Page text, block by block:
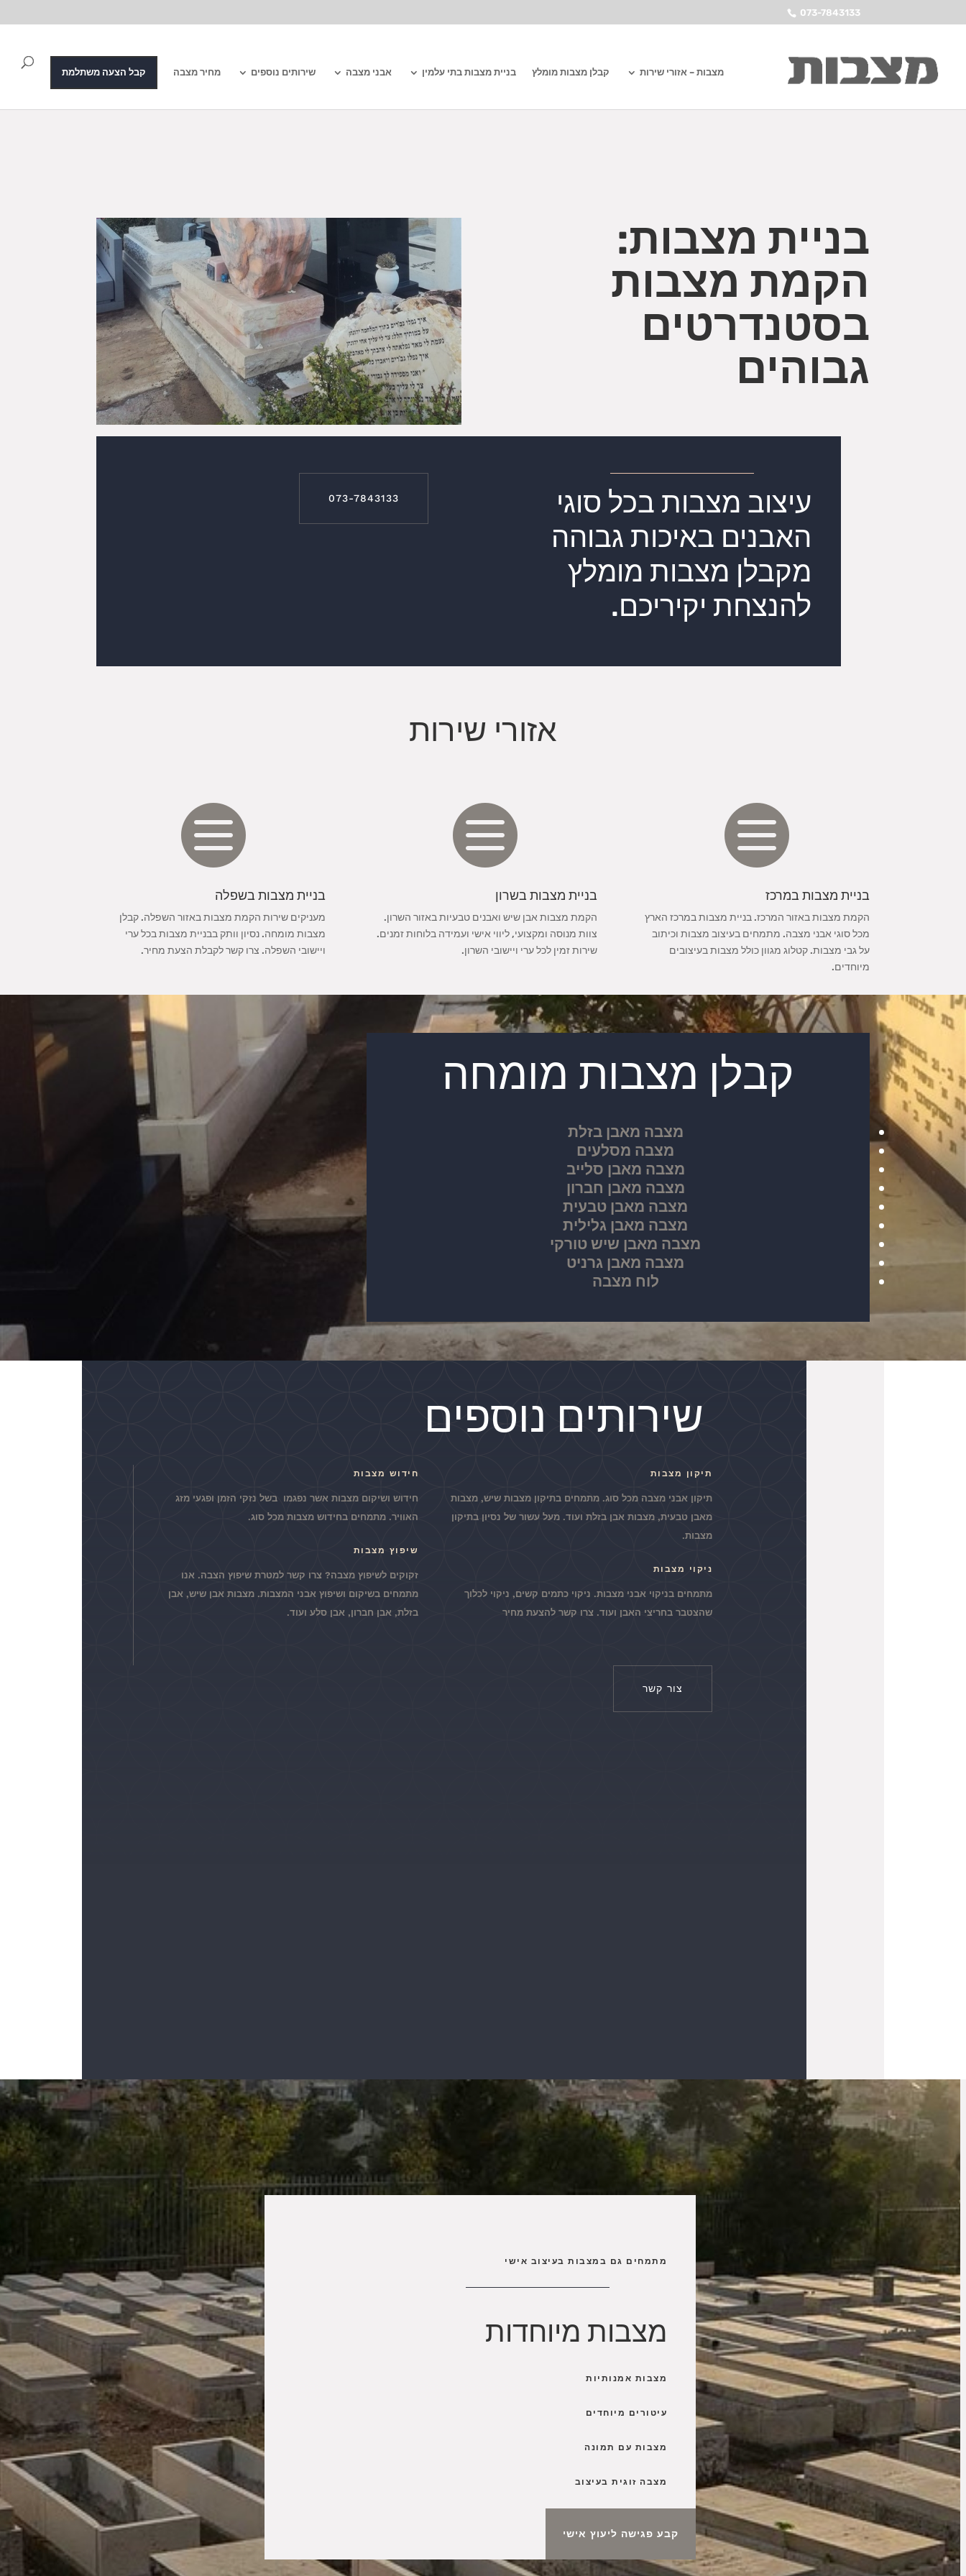
073-7843133
מצבות – אזורי שירות קבלן מצבות מומלץ בניית מצבות בתי עלמין אבני מצבה שירותים נוספים מחיר מצבה קבל הצעה משתלמת
בניית מצבות:
הקמת מצבות
בסטנדרטים
גבוהים
073-7843133
עיצוב מצבות בכל סוגי
האבנים באיכות גבוהה
מקבלן מצבות מומלץ
להנצחת יקיריכם.
אזורי שירות

בניית מצבות בשפלה
מעניקים שירות הקמת מצבות באזור השפלה. קבלן
מצבות מומחה. נסיון וותק בבניית מצבות בכל ערי
ויישובי השפלה. צרו קשר לקבלת הצעת מחיר.

בניית מצבות בשרון
הקמת מצבות אבן שיש ואבנים טבעיות באזור השרון.
צוות מנוסה ומקצועי, ליווי אישי ועמידה בלוחות זמנים.
שירות זמין לכל ערי ויישובי השרון.

בניית מצבות במרכז
הקמת מצבות באזור המרכז. בניית מצבות במרכז הארץ
מכל סוגי אבני מצבה. מתמחים בעיצוב מצבות וכיתוב
על גבי מצבות. קטלוג מגוון כולל מצבות בעיצובים
מיוחדים.
קבלן מצבות מומחה
מצבה מאבן בזלת
מצבה מסלעים
מצבה מאבן סלייב
מצבה מאבן חברון
מצבה מאבן טבעית
מצבה מאבן גלילית
מצבה מאבן שיש טורקי
מצבה מאבן גרניט
לוח מצבה
שירותים נוספים
חידוש מצבות
חידוש ושיקום מצבות אשר נפגמו בשל נזקי הזמן ופגעי מזג
האוויר. מתמחים בחידוש מצבות מכל סוג.
שיפוץ מצבות
זקוקים לשיפוץ מצבה? צרו קשר למטרת שיפוץ הצבה. אנו
מתמחים בשיקום ושיפוץ אבני המצבות. מצבות אבן שיש, אבן
בזלת, אבן חברון, אבן סלע ועוד.
תיקון מצבות
תיקון אבני מצבה מכל סוג. מתמחים בתיקון מצבות שיש, מצבות
מאבן טבעית, מצבות אבן בזלת ועוד. מעל עשור של נסיון בתיקון
מצבות.
ניקוי מצבות
מתמחים בניקוי אבני מצבות. ניקוי כתמים קשים, ניקוי לכלוך
שהצטבר בחריצי האבן ועוד. צרו קשר להצעת מחיר
צור קשר
מתמחים גם במצבות בעיצוב אישי
מצבות מיוחדות
מצבות אמנותיות
עיטורים מיוחדים
מצבות עם תמונה
מצבה זוגית בעיצוב
קבע פגישה ליעוץ אישי